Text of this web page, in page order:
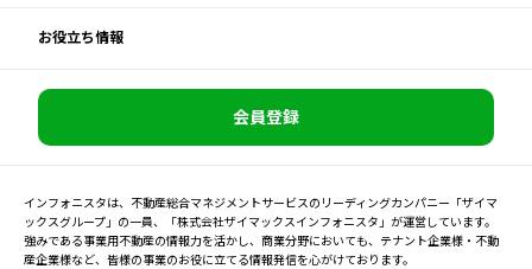
お役立ち情報
会員登録
インフォニスタは、不動産総合マネジメントサービスのリーディングカンパニー「ザイマ
ックスグループ」の一員、「株式会社ザイマックスインフォニスタ」が運営しています。
強みである事業用不動産の情報力を活かし、商業分野においても、テナント企業様・不動
産企業様など、皆様の事業のお役に立てる情報発信を心がけております。